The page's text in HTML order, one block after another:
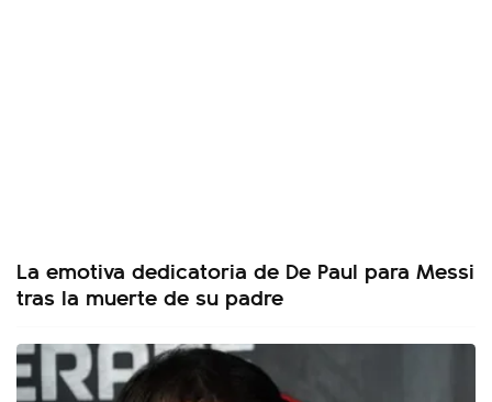
La emotiva dedicatoria de De Paul para Messi
tras la muerte de su padre